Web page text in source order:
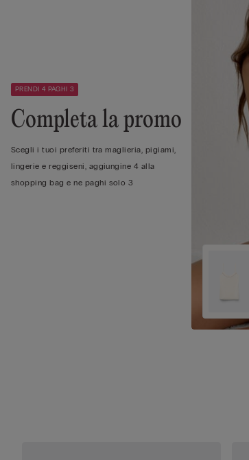
PRENDI 4 PAGHI 3
Completa la promo
Scegli i tuoi preferiti tra maglieria, pigiami,
lingerie e reggiseni, aggiungine 4 alla
shopping bag e ne paghi solo 3